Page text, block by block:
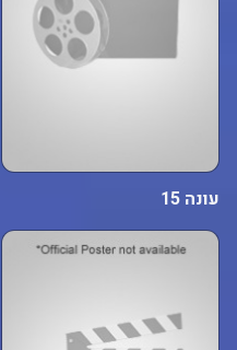
עונה 15